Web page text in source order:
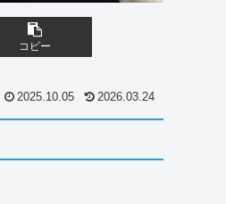
コピー
2025.10.05 2026.03.24